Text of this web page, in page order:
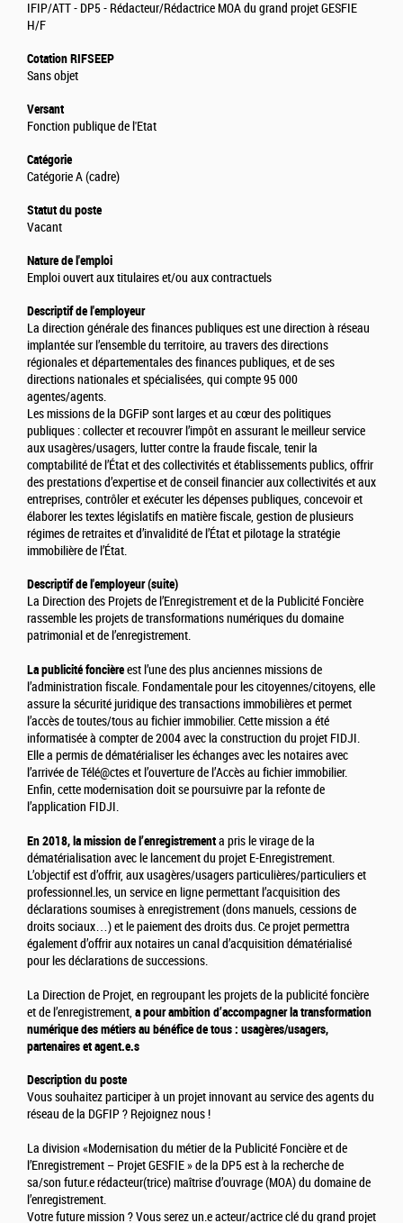
IFIP/ATT - DP5 - Rédacteur/Rédactrice MOA du grand projet GESFIE
H/F
Cotation RIFSEEP
Sans objet
Versant
Fonction publique de l'Etat
Catégorie
Catégorie A (cadre)
Statut du poste
Vacant
Nature de l'emploi
Emploi ouvert aux titulaires et/ou aux contractuels
Descriptif de l'employeur
La direction générale des finances publiques est une direction à réseau
implantée sur l’ensemble du territoire, au travers des directions
régionales et départementales des finances publiques, et de ses
directions nationales et spécialisées, qui compte 95 000
agentes/agents.
Les missions de la DGFiP sont larges et au cœur des politiques
publiques : collecter et recouvrer l’impôt en assurant le meilleur service
aux usagères/usagers, lutter contre la fraude fiscale, tenir la
comptabilité de l’État et des collectivités et établissements publics, offrir
des prestations d’expertise et de conseil financier aux collectivités et aux
entreprises, contrôler et exécuter les dépenses publiques, concevoir et
élaborer les textes législatifs en matière fiscale, gestion de plusieurs
régimes de retraites et d’invalidité de l’État et pilotage la stratégie
immobilière de l’État.
Descriptif de l'employeur (suite)
La Direction des Projets de l’Enregistrement et de la Publicité Foncière
rassemble les projets de transformations numériques du domaine
patrimonial et de l’enregistrement.
La publicité foncièreest l’une des plus anciennes missions de
l’administration fiscale. Fondamentale pour les citoyennes/citoyens, elle
assure la sécurité juridique des transactions immobilières et permet
l’accès de toutes/tous au fichier immobilier. Cette mission a été
informatisée à compter de 2004 avec la construction du projet FIDJI.
Elle a permis de dématérialiser les échanges avec les notaires avec
l’arrivée de Télé@ctes et l’ouverture de l’Accès au fichier immobilier.
Enfin, cette modernisation doit se poursuivre par la refonte de
l’application FIDJI.
En 2018, la mission de l’enregistrementa pris le virage de la
dématérialisation avec le lancement du projet E-Enregistrement.
L’objectif est d’offrir, aux usagères/usagers particulières/particuliers et
professionnel.les, un service en ligne permettant l’acquisition des
déclarations soumises à enregistrement (dons manuels, cessions de
droits sociaux…) et le paiement des droits dus. Ce projet permettra
également d’offrir aux notaires un canal d’acquisition dématérialisé
pour les déclarations de successions.
La Direction de Projet, en regroupant les projets de la publicité foncière
et de l’enregistrement, a pour ambition d’accompagner la transformation
numérique des métiers au bénéfice de tous : usagères/usagers,
partenaires et agent.e.s
Description du poste
Vous souhaitez participer à un projet innovant au service des agents du
réseau de la DGFIP ? Rejoignez nous !
La division «Modernisation du métier de la Publicité Foncière et de
l’Enregistrement – Projet GESFIE » de la DP5 est à la recherche de
sa/son futur.e rédacteur(trice) maîtrise d’ouvrage (MOA) du domaine de
l’enregistrement.
Votre future mission ? Vous serez un.e acteur/actrice clé du grand projet